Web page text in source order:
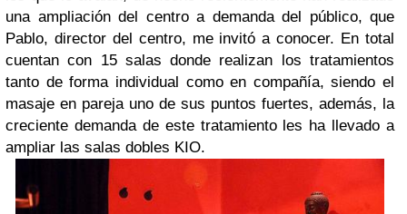
una ampliación del centro a demanda del público, que
Pablo, director del centro, me invitó a conocer. En total
cuentan con 15 salas donde realizan los tratamientos
tanto de forma individual como en compañía, siendo el
masaje en pareja uno de sus puntos fuertes, además, la
creciente demanda de este tratamiento les ha llevado a
ampliar las salas dobles KIO.